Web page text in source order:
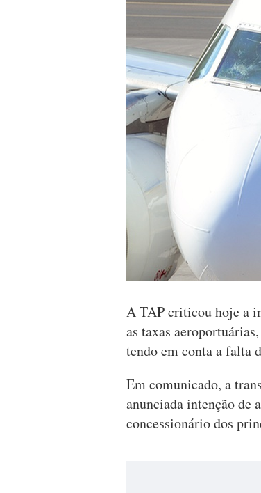
A TAP criticou hoje a
as taxas
tendo em conta a falta
Em comunicado, a
anunciada intenção de
concessionário dos